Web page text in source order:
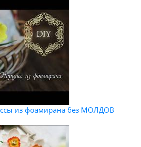
из фоамирана без МОЛДОВ